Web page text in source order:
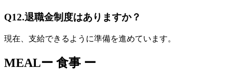
Q12.退職金制度はありますか？
現在、支給できるように準備を進めています。
MEALー 食事 ー